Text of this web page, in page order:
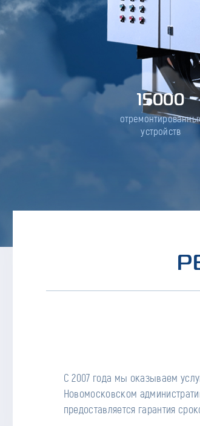
15000
устройств
С 2007 года мы оказываем
Новомосковском
предоставляется гарантия